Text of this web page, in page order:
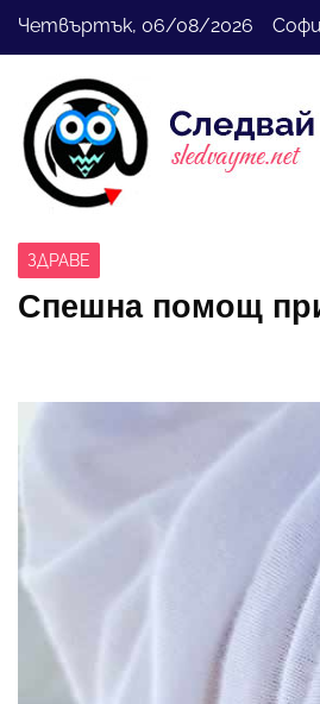
Четвъртък, 06/08/2026
ЗДРАВЕ
Спешна помощ